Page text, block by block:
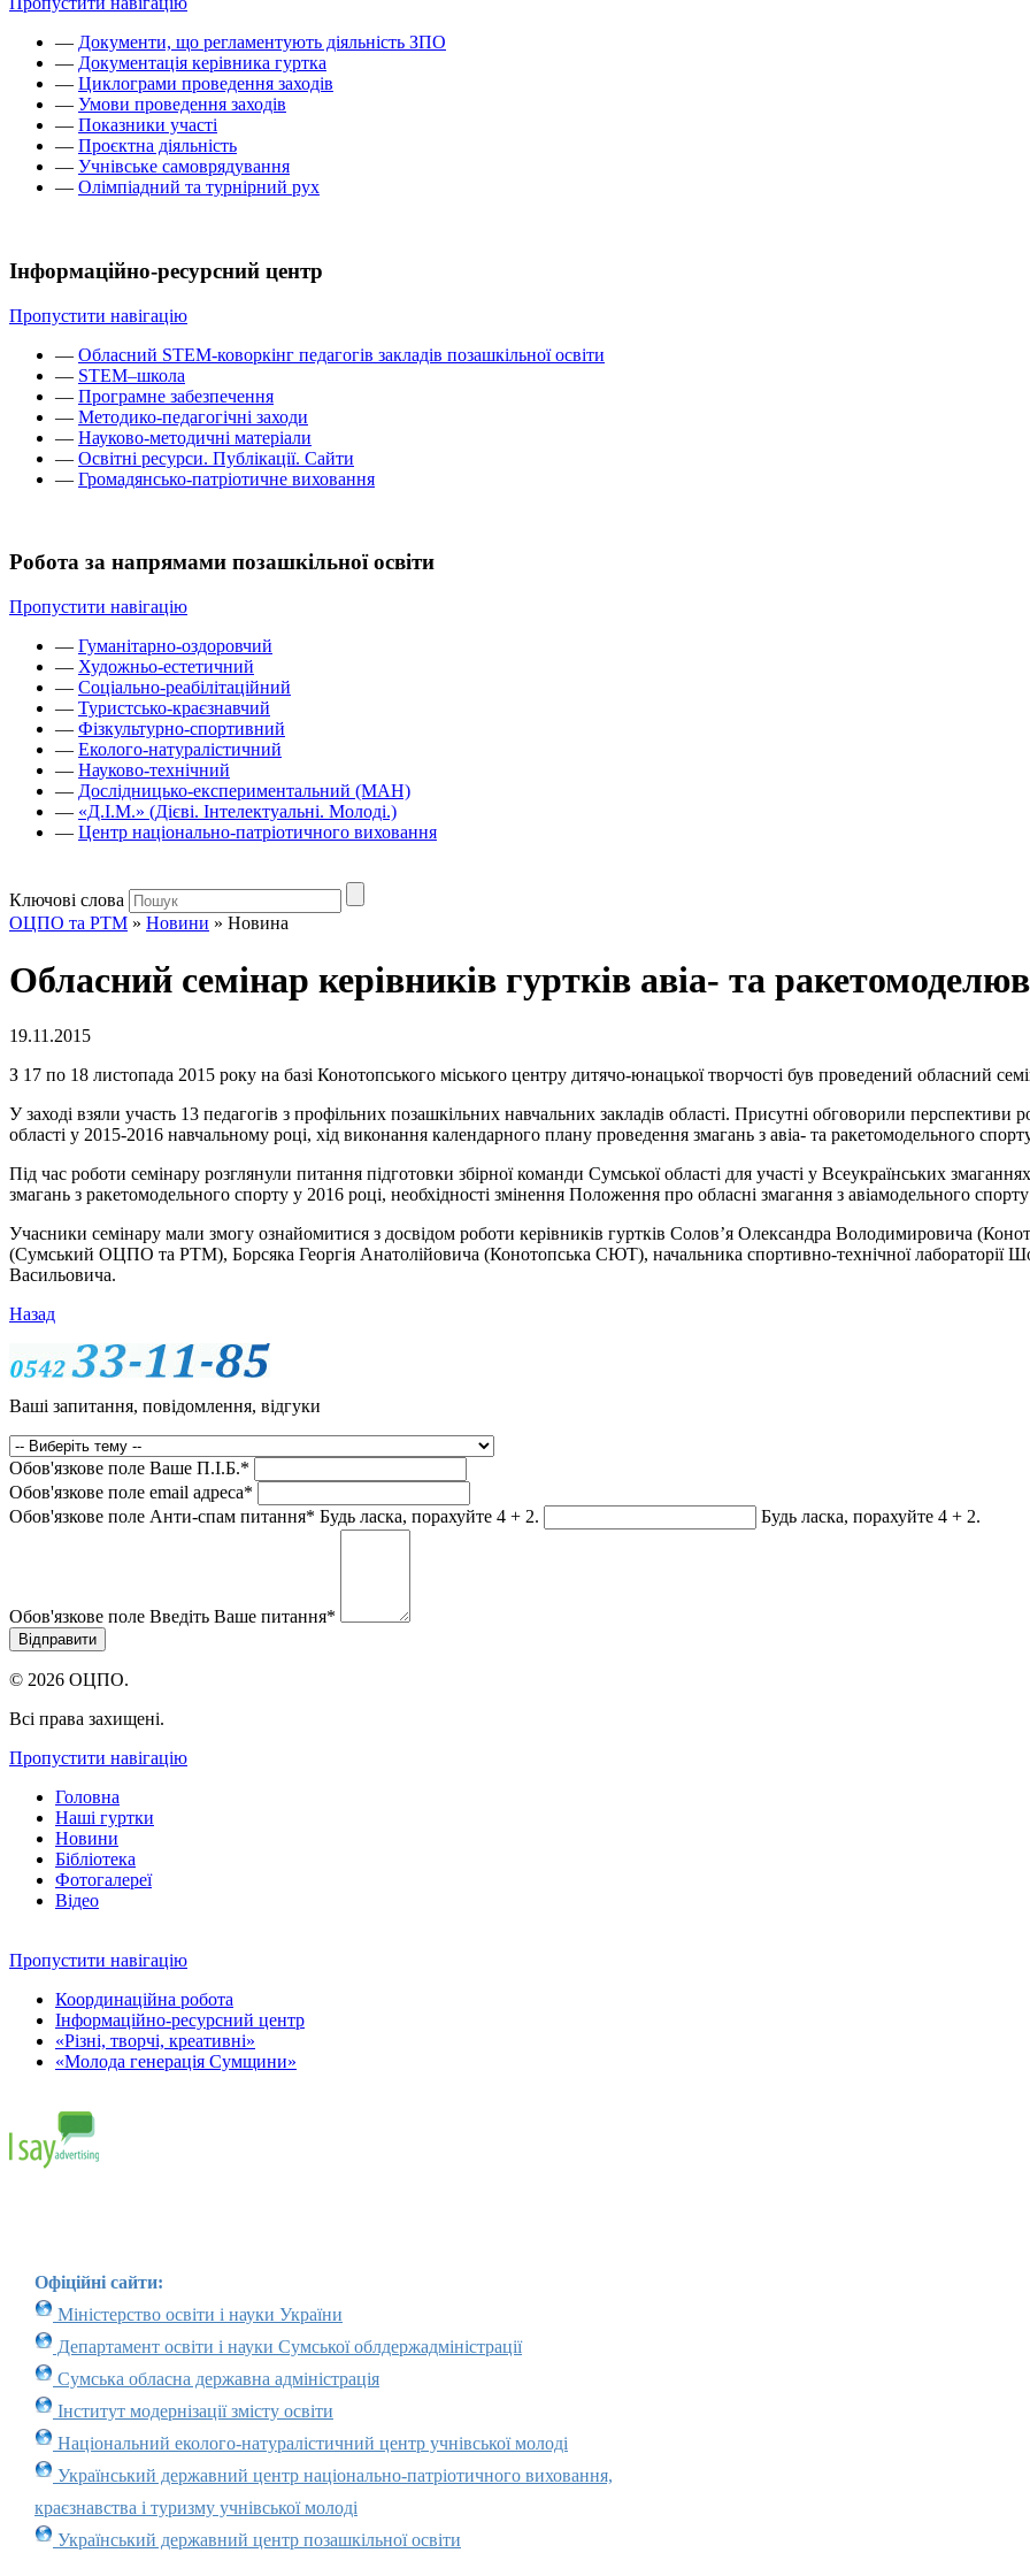
— Документи, що регламентують діяльність ЗПО
— Документація керівника гуртка
— Циклограми проведення заходів
— Умови проведення заходів
— Показники участі
— Проєктна діяльність
— Учнівське самоврядування
— Олімпіадний та турнірний рух
Інформаційно-ресурсний центр
Пропустити навігацію
— Обласний STEM-коворкінг педагогів закладів позашкільної освіти
— STEM–школа
— Програмне забезпечення
— Методико-педагогічні заходи
— Науково-методичні матеріали
— Освітні ресурси. Публікації. Сайти
— Громадянсько-патріотичне виховання
Робота за напрямами позашкільної освіти
Пропустити навігацію
— Гуманітарно-оздоровчий
— Художньо-естетичний
— Соціально-реабілітаційний
— Туристсько-краєзнавчий
— Фізкультурно-спортивний
— Еколого-натуралістичний
— Науково-технічний
— Дослідницько-експериментальний (МАН)
— «Д.І.М.» (Дієві. Інтелектуальні. Молоді.)
— Центр національно-патріотичного виховання
Ключові слова
ОЦПО та РТМ » Новини » Новина
Обласний семінар керівників гуртків авіа- та
19.11.2015
З 17 по 18 листопада 2015 року на базі Конотопського міського центру дитячо-юнацької творчості був проведений обласний
У заході взяли участь 13 педагогів з профільних позашкільних навчальних закладів області. Присутні обговорили
області у 2015-2016 навчальному році, хід виконання календарного плану проведення змагань з авіа- та ракетомодельного
Під час роботи семінару розглянули питання підготовки збірної команди Сумської області для участі у Всеукраїнських
змагань з ракетомодельного спорту у 2016 році, необхідності змінення Положення про обласні змагання з авіамодельного спорту
Учасники семінару мали змогу ознайомитися з досвідом роботи керівників гуртків Солов’я Олександра Володимировича
(Сумський ОЦПО та РТМ), Борсяка Георгія Анатолійовича (Конотопська СЮТ), начальника спортивно-технічної лабораторії
Васильовича.
Назад
Ваші запитання, повідомлення, відгуки
Обов'язкове поле Ваше П.I.Б.*
Обов'язкове поле email адреса*
Обов'язкове поле Анти-спам питання* Будь ласка, порахуйте 4 + 2. Будь ласка, порахуйте 4 + 2.
Обов'язкове поле Введіть Ваше питання*
© 2026 ОЦПО.
Всі права захищені.
Пропустити навігацію
Головна
Наші гуртки
Новини
Бібліотека
Фотогалереї
Відео
Пропустити навігацію
Координаційна робота
Інформаційно-ресурсний центр
«Різні, творчі, креативні»
«Молода генерація Сумщини»
Офіційні сайти:
Міністерство освіти і науки України
Департамент освіти і науки Сумської облдержадміністрації
Сумська обласна державна адміністрація
Інститут модернізації змісту освіти
Національний еколого-натуралістичний центр учнівської молоді
Український державний центр національно-патріотичного виховання,
краєзнавства і туризму учнівської молоді
Український державний центр позашкільної освіти